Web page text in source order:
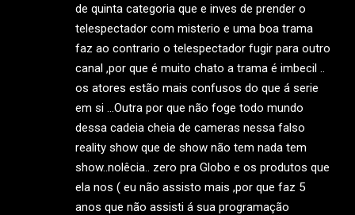
de quinta categoria que e inves de prender o
telespectador com misterio e uma boa trama
faz ao contrario o telespectador fugir para outro
canal ,por que é muito chato a trama é imbecil ..
os atores estão mais confusos do que á serie
em si …Outra por que não foge todo mundo
dessa cadeia cheia de cameras nessa falso
reality show que de show não tem nada tem
show..nolêcia.. zero pra Globo e os produtos que
ela nos ( eu não assisto mais ,por que faz 5
anos que não assisti á sua programação